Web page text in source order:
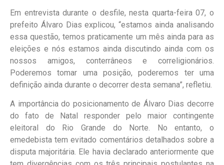
Em entrevista durante o desfile, nesta quarta-feira 07, o
prefeito Álvaro Dias explicou, “estamos ainda analisando
essa questão, temos praticamente um mês ainda para as
eleições e nós estamos ainda discutindo ainda com os
nossos amigos, conterrâneos e correligionários.
Poderemos tomar uma posição, poderemos ter uma
definição ainda durante o decorrer desta semana”, refletiu.
A importância do posicionamento de Álvaro Dias decorre
do fato de Natal responder pelo maior contingente
eleitoral do Rio Grande do Norte. No entanto, o
emedebista tem evitado comentários detalhados sobre a
disputa majoritária. Ele havia declarado anteriormente que